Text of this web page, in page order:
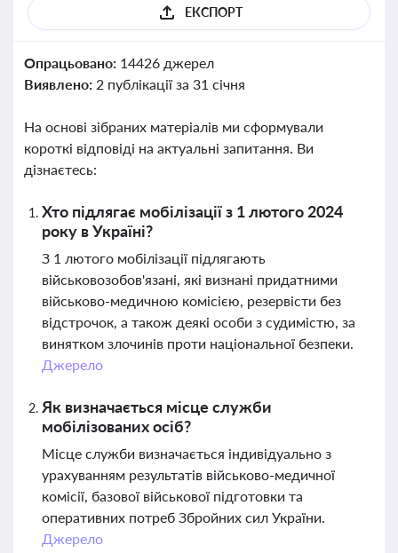
ЕКСПОРТ
Опрацьовано: 14426 джерел
Виявлено: 2 публікації за 31 січня
На основі зібраних матеріалів ми сформували
короткі відповіді на актуальні запитання. Ви
дізнаєтесь:
Хто підлягає мобілізації з 1 лютого 2024
року в Україні?
З 1 лютого мобілізації підлягають
військовозобов'язані, які визнані придатними
військово-медичною комісією, резервісти без
відстрочок, а також деякі особи з судимістю, за
винятком злочинів проти національної безпеки.
Джерело
Як визначається місце служби
мобілізованих осіб?
Місце служби визначається індивідуально з
урахуванням результатів військово-медичної
комісії, базової військової підготовки та
оперативних потреб Збройних сил України.
Джерело